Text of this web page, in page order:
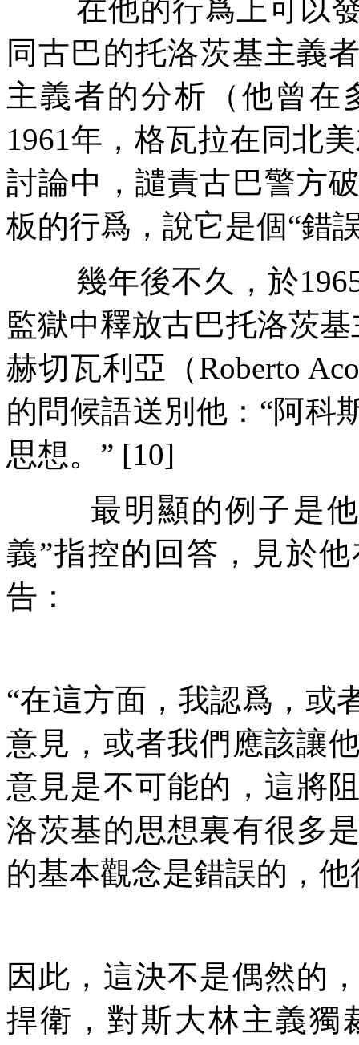
在他的行爲上可以
同古巴的托洛茨基主義
主義者的分析（他曾在
1961年，格瓦拉在同北
討論中，譴責古巴警方
板的行爲，說它是個“錯
幾年後不久，於
監獄中釋放古巴托洛茨
赫切瓦利亞（Roberto
的問候語送別他： “阿科
思想。 ” [10]
最明顯的例子是
義”指控的回答，見於他
告：
“在這方面，我認爲，或
意見，或者我們應該讓
意見是不可能的，這將
洛茨基的思想裏有很多
的基本觀念是錯誤的，
因此，這決不是偶然的
捍衛，對斯大林主義獨